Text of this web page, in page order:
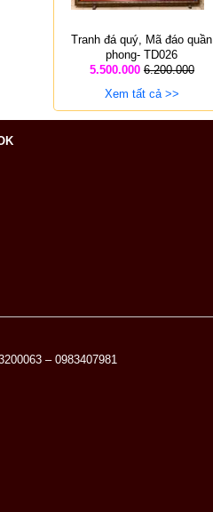
Tranh đá quý, Mã đáo quần
phong- TD026
5.500.000 6.200.000
Xem tất cả >>
– 0983407981